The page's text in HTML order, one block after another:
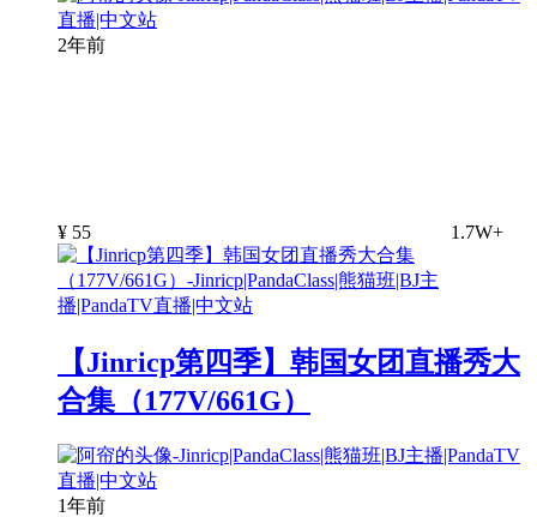
2年前
¥ 55 1.7W+
【Jinricp第四季】韩国女团直播秀大
合集（177V/661G）
1年前